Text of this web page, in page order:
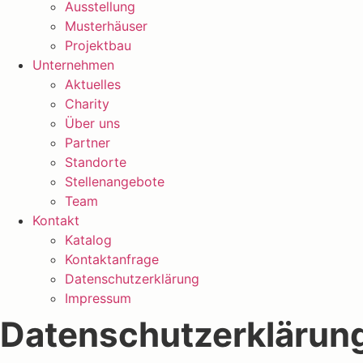
Ausstellung
Musterhäuser
Projektbau
Unternehmen
Aktuelles
Charity
Über uns
Partner
Standorte
Stellenangebote
Team
Kontakt
Katalog
Kontaktanfrage
Datenschutzerklärung
Impressum